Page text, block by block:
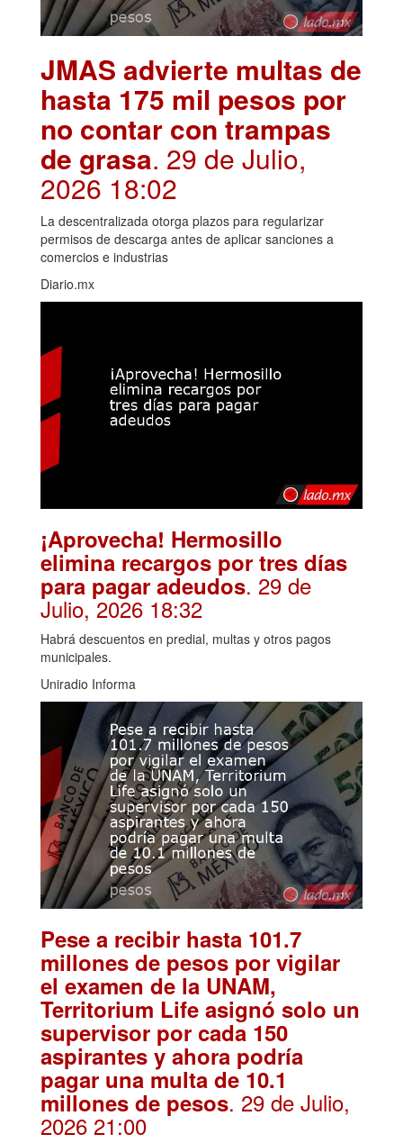
JMAS advierte multas de
hasta 175 mil pesos por
no contar con trampas
de grasa. 29 de Julio,
2026 18:02
La descentralizada otorga plazos para regularizar
permisos de descarga antes de aplicar sanciones a
comercios e industrias
Diario.mx
¡Aprovecha! Hermosillo
elimina recargos por tres días
para pagar adeudos. 29 de
Julio, 2026 18:32
Habrá descuentos en predial, multas y otros pagos
municipales.
Uniradio Informa
Pese a recibir hasta 101.7
millones de pesos por vigilar
el examen de la UNAM,
Territorium Life asignó solo un
supervisor por cada 150
aspirantes y ahora podría
pagar una multa de 10.1
millones de pesos. 29 de Julio,
2026 21:00